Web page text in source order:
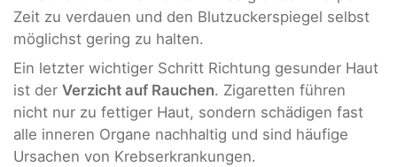
Zeit zu verdauen und den Blutzuckerspiegel selbst
möglichst gering zu halten.
Ein letzter wichtiger Schritt Richtung gesunder Haut
ist der Verzicht auf Rauchen. Zigaretten führen
nicht nur zu fettiger Haut, sondern schädigen fast
alle inneren Organe nachhaltig und sind häufige
Ursachen von Krebserkrankungen.